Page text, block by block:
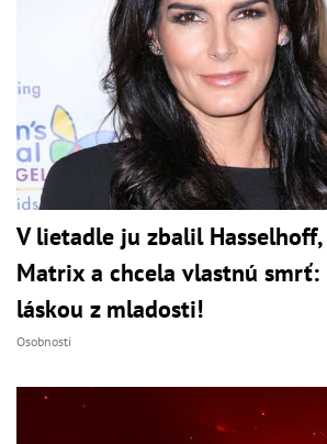
V lietadle ju zbalil
Matrix a chcela vlastnú smrť:
láskou z mladosti!
Osobnosti